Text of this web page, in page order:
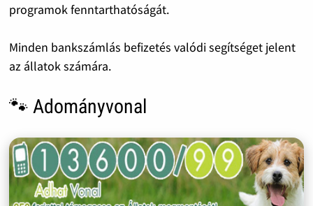
programok fenntarthatóságát.
Minden bankszámlás befizetés valódi segítséget jelent
az állatok számára.
🐾 Adományvonal